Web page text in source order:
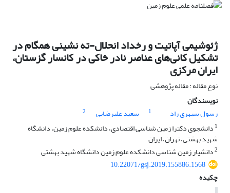
ژئوشیمی آپاتیت و رخداد انحلال-ته نشینی همگام در
تشکیل کانی‌های عناصر نادر خاکی در کانسار گزستان،
ایران مرکزی
نوع مقاله : مقاله پژوهشی
نویسندگان
رسول سپهری راد
1 سعید علیرضایی
2
1 دانشجوی دکترا زمین شناسی اقتصادی، دانشکده علوم زمین، دانشگاه
شهید بهشتی، تهران، ایران
2دانشیار زمین شناسی دانشکده علوم زمین دانشگاه شهید بهشتی
10.22071/gsj.2019.155886.1568
چکیده